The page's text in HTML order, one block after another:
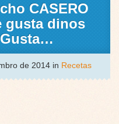
CASERO
gusta dinos
Gusta…
de 2014 in Recetas